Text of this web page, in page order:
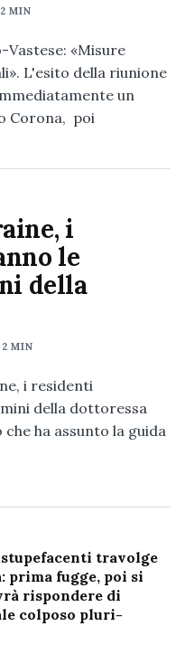
2 MIN
Vastese: «Misure
L'esito della riunione
un
Corona, poi
i
le
della
2 MIN
i residenti
della dottoressa
ha assunto la guida
travolge
prima fugge, poi si
rispondere di
colposo pluri-